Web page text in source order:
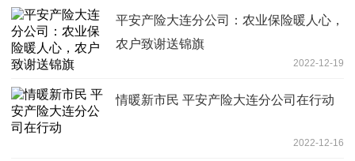
平安产险大连分公司：农业保险暖人心，
农户致谢送锦旗
2022-12-19
情暖新市民 平安产险大连分公司在行动
2022-12-16